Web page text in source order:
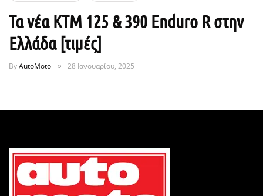
Τα νέα KTM 125 & 390 Enduro R στην
Ελλάδα [τιμές]
ByAutoMoto 28 Ιανουαρίου, 2025